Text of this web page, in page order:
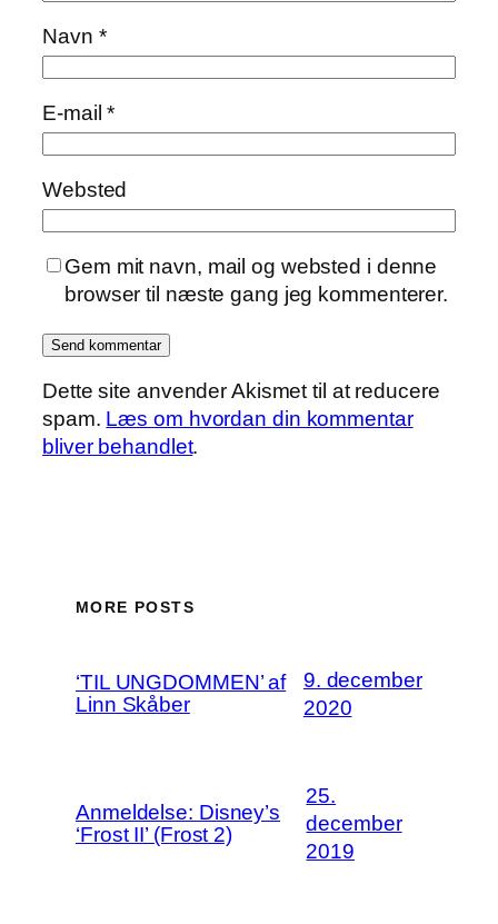
Navn *
E-mail*
Websted
Gem mit navn, mail og websted i denne
browser til næste gang jeg kommenterer.
Dette site anvender Akismet til at reducere
spam. Læs om hvordan din kommentar
bliver behandlet.
MORE POSTS
‘TIL UNGDOMMEN’ af
Linn Skåber
9. december
2020
Anmeldelse: Disney’s
‘Frost II’ (Frost 2)
25.
december
2019